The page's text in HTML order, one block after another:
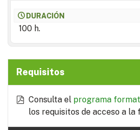
DURACIÓN
100 h.
Requisitos
Consulta el programa
los requisitos de acceso a la